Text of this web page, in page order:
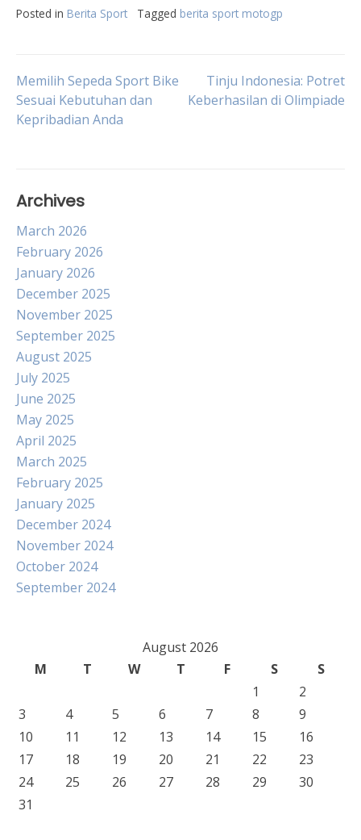
Posted in Berita Sport Tagged berita sport motogp
Post
navigation
Memilih Sepeda Sport Bike
Sesuai Kebutuhan dan
Kepribadian Anda
Tinju Indonesia: Potret
Keberhasilan di Olimpiade
Archives
March 2026
February 2026
January 2026
December 2025
November 2025
September 2025
August 2025
July 2025
June 2025
May 2025
April 2025
March 2025
February 2025
January 2025
December 2024
November 2024
October 2024
September 2024
August 2026
M
T W T F S
S
1
2
3
4 5 6 7 8
9
10
11 12 13 14 15
16
17
18 19 20 21 22
23
24
25 26 27 28 29
30
31